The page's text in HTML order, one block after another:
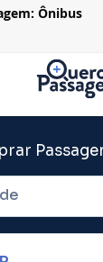
Ônibus